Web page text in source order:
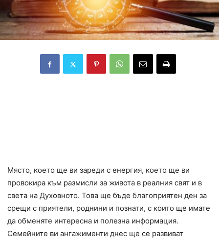
Място, което ще ви зареди с енергия, което ще ви
провокира към размисли за живота в реалния свят и в
света на Духовното. Това ще бъде благоприятен ден за
срещи с приятели, роднини и познати, с които ще имате
да обменяте интересна и полезна информация.
Семейните ви ангажименти днес ще се развиват